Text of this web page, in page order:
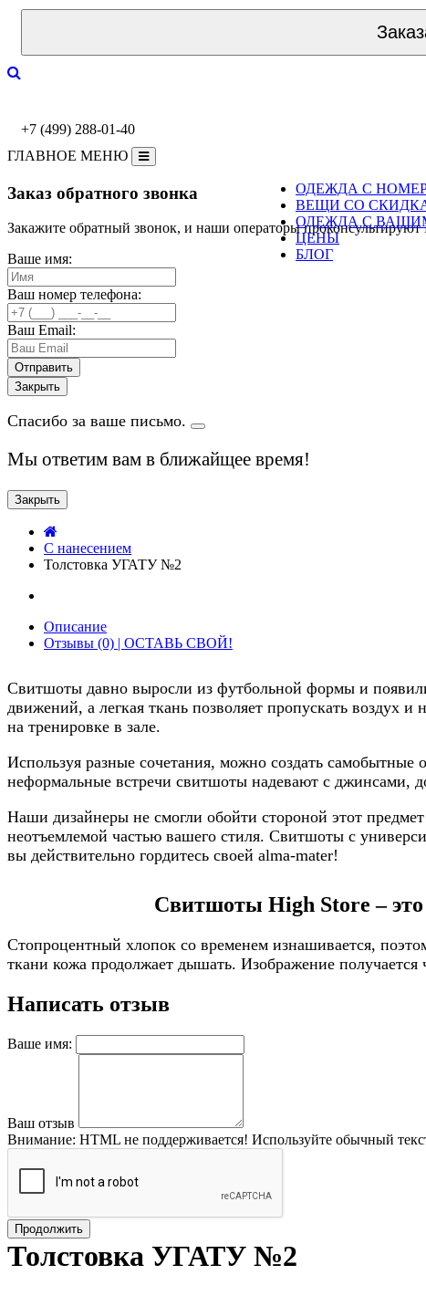
+7 (499) 288-01-40
ГЛАВНОЕ МЕНЮ
ОДЕЖДА С
ВЕЩИ СО
ОДЕЖДА С
ЦЕНЫ
БЛОГ
Заказ обратного звонка
Закажите обратный звонок, и наши операторы
Ваше имя:
Ваш номер телефона:
Ваш Email:
Закрыть
Спасибо за ваше письмо.
Мы ответим вам в ближайщее время!
Закрыть
C нанесением
Толстовка УГАТУ №2
Описание
Отзывы (0) | ОСТАВЬ СВОЙ!
Свитшоты давно выросли из футбольной формы и
движений, а легкая ткань позволяет пропускать воздух
на тренировке в зале.
Используя разные сочетания, можно создать
неформальные встречи свитшоты надевают с джинсами,
Наши дизайнеры не смогли обойти стороной этот
неотъемлемой частью вашего стиля. Свитшоты с
вы действительно гордитесь своей alma-mater!
Свитшоты High Store – это
Стопроцентный хлопок со временем изнашивается,
ткани кожа продолжает дышать. Изображение получается
Написать отзыв
Ваше имя:
Ваш отзыв
Внимание: HTML не поддерживается! Используйте обычный
Продолжить
Толстовка УГАТУ №2